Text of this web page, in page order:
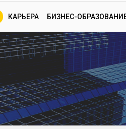
КАРЬЕРА БИЗНЕС-